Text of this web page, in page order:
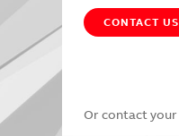
CONTACT US
Or contact your